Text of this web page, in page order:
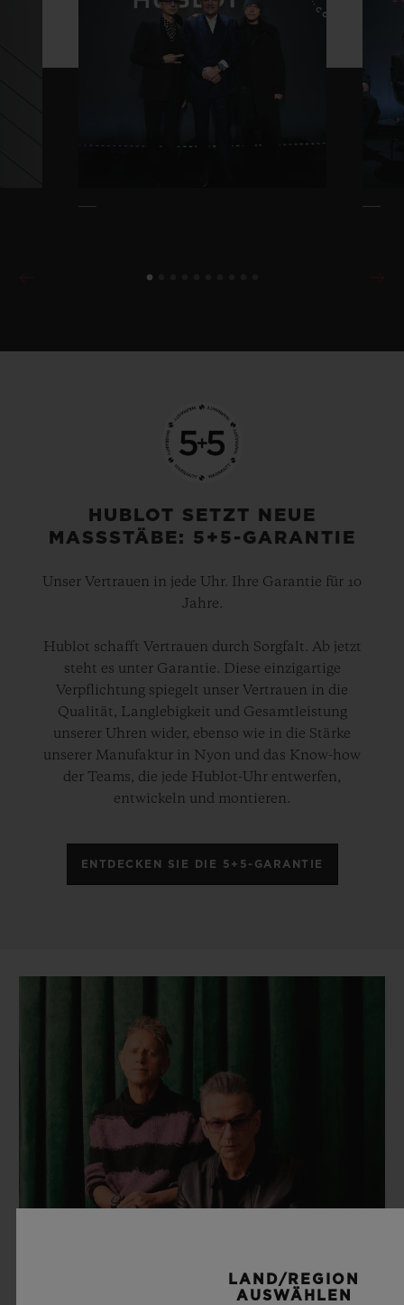
HUBLOT SETZT NEUE
MASSSTÄBE: 5+5-GARANTIE
Unser Vertrauen in jede Uhr. Ihre Garantie für 10
Jahre.
Hublot schafft Vertrauen durch Sorgfalt. Ab jetzt
steht es unter Garantie. Diese einzigartige
Verpflichtung spiegelt unser Vertrauen in die
Qualität, Langlebigkeit und Gesamtleistung
unserer Uhren wider, ebenso wie in die Stärke
unserer Manufaktur in Nyon und das Know-how
der Teams, die jede Hublot-Uhr entwerfen,
entwickeln und montieren.
ENTDECKEN SIE DIE 5+5-GARANTIE
LAND/REGION
AUSWÄHLEN